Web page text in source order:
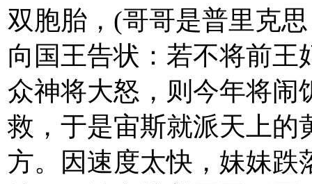
双胞胎，(哥哥是普里克
向国王告状：若不将前王
众神将大怒，则今年将闹
救，于是宙斯就派天上的
方。因速度太快，妹妹跌